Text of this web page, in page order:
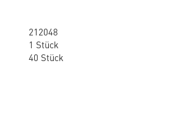
212048
1 Stück
40 Stück